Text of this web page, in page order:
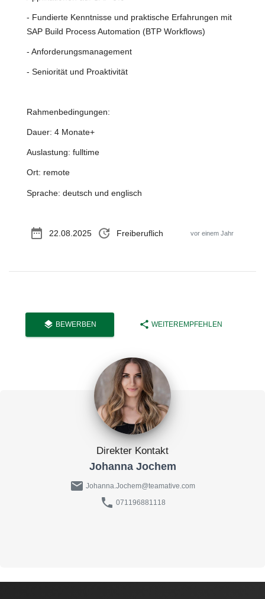
- Fundierte Kenntnisse und praktische Erfahrungen mit
SAP Build Process Automation (BTP Workflows)
- Anforderungsmanagement
- Seniorität und Proaktivität
Rahmenbedingungen:
Dauer: 4 Monate+
Auslastung: fulltime
Ort: remote
Sprache: deutsch und englisch
date_range 22.08.2025 update Freiberuflich vor einem Jahr
layers BEWERBEN share WEITEREMPFEHLEN
Direkter Kontakt
Johanna Jochem
mail Johanna.Jochem@teamative.com
phone 071196881118